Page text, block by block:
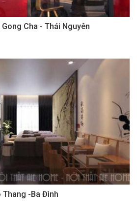
Cha - Thái Nguyên
Thang -Ba Đình